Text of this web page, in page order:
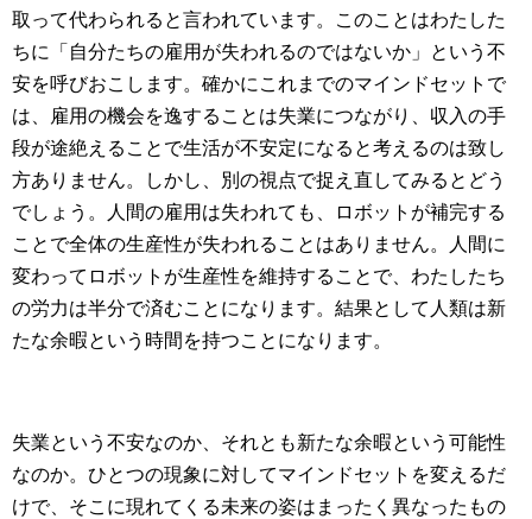
取って代わられると言われています。このことはわたした
ちに「自分たちの雇用が失われるのではないか」という不
安を呼びおこします。確かにこれまでのマインドセットで
は、雇用の機会を逸することは失業につながり、収入の手
段が途絶えることで生活が不安定になると考えるのは致し
方ありません。しかし、別の視点で捉え直してみるとどう
でしょう。人間の雇用は失われても、ロボットが補完する
ことで全体の生産性が失われることはありません。人間に
変わってロボットが生産性を維持することで、わたしたち
の労力は半分で済むことになります。結果として人類は新
たな余暇という時間を持つことになります。
失業という不安なのか、それとも新たな余暇という可能性
なのか。ひとつの現象に対してマインドセットを変えるだ
けで、そこに現れてくる未来の姿はまったく異なったもの